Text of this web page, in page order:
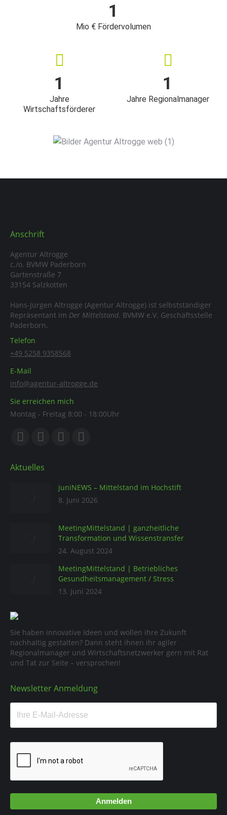
1
Mio € Fördervolumen
1
Jahre
Wirtschaftsförderer
1
Jahre Regionalmanager
Anschrift
Agentur Altrogge
c./o. BVMW Paderborn
Gartenstraße 7
33154 Salzkotten
Hans-Jürgen Altrogge (Agentur Altrogge) ist selbstständiger
Repräsentant im Der Mittelstand. BVMW e.V. Geschäftsstelle
Paderborn.
Telefon
+49 5258 9358568
E-Mail
info@agentur-altrogge.de
Sie erreichen mich
Montag - Freitag 8:00 - 18:00Uhr
Finden Sie uns auf:
Aktuelles
juniNEWS – Mittelstand im Hochstift
8. Juni 2026
MeetingMittelstand | ganzheitliche
Transformation und Wissenstransfer
24. August 2024
MeetingMittelstand | Betriebliches
Gesundheitsmanagement / Stress
13. Juni 2024
Sie haben innovative Ideen und wollen ihre Zukunft
nachhaltig gestalten? Dann steht ihnen ihr agiler
Regionalmanager und Wirtschaftsnetzwerker gern mit Rat
und Tat zur Seite – versprochen!
Newsletter Anmeldung
Anmelden